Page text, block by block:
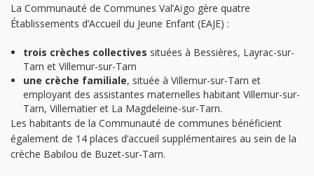
La Communauté de Communes Val’Aïgo gère quatre
Établissements d’Accueil du Jeune Enfant (EAJE) :
trois crèches collectives situées à Bessières, Layrac-sur-
Tarn et Villemur-sur-Tarn
une crèche familiale, située à Villemur-sur-Tarn et
employant des assistantes maternelles habitant Villemur-sur-
Tarn, Villematier et La Magdeleine-sur-Tarn.
Les habitants de la Communauté de communes bénéficient
également de 14 places d’accueil supplémentaires au sein de la
crèche Babilou de Buzet-sur-Tarn.